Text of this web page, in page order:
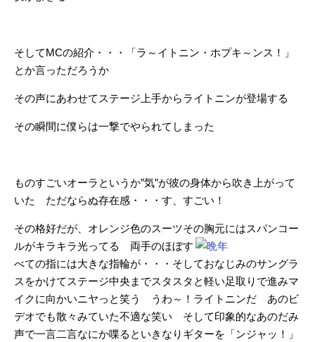
そしてMCの紹介・・・「ラ～イトニン・ホプキ～ンス！」
とか言っただろうか
その声にあわせてステージ上手からライトニンが登場する
その瞬間に僕らは一撃でやられてしまった
ものすごいオーラというか”気”が彼の身体から吹き上がって
いた ただならぬ存在感・・・す、すごい！
その格好だが、オレンジ色のスーツその胸元にはスパンコー
ルがキラキラ光ってる 両手のほぼす
べての指には大きな指輪が・・・そしておなじみのサングラ
スをかけてステージ中央までスタスタと軽い足取りで進みマ
イクに向かいニヤっと笑う うわ～！ライトニンだ あのビ
デオでも散々みていた不適な笑い そして印象的なあのだみ
声で一言二言なにか喋るといきなりギターを「ンジャッ！」